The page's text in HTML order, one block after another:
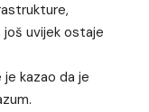
uvijek ostaje
je kazao da je